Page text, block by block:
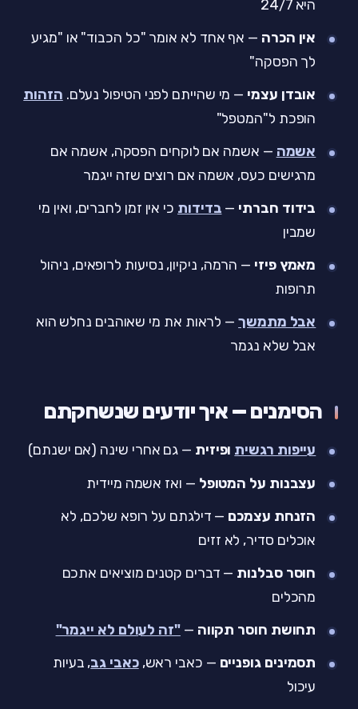
היא 24/7
אין הכרה — אף אחד לא אומר "כל הכבוד" או "מגיע
לך הפסקה"
אובדן עצמי — מי שהייתם לפני הטיפול נעלם. הזהות
הופכת ל"המטפל"
אשמה — אשמה אם לוקחים הפסקה, אשמה אם
מרגישים כעס, אשמה אם רוצים שזה ייגמר
בידוד חברתי — בדידות כי אין זמן לחברים, ואין מי
שמבין
מאמץ פיזי — הרמה, ניקיון, נסיעות לרופאים, ניהול
תרופות
אבל מתמשך— לראות את מי שאוהבים נחלש הוא
אבל שלא נגמר
הסימנים — איך יודעים שנשחקתם
עייפות רגשית ופיזית — גם אחרי שינה (אם ישנתם)
עצבנות על המטופל — ואז אשמה מיידית
הזנחת עצמכם — דילגתם על רופא שלכם, לא
אוכלים סדיר, לא זזים
חוסר סבלנות — דברים קטנים מוציאים אתכם
מהכלים
תחושת חוסר תקווה —"זה לעולם לא ייגמר"
תסמינים גופניים — כאבי ראש,כאבי גב, בעיות
עיכול